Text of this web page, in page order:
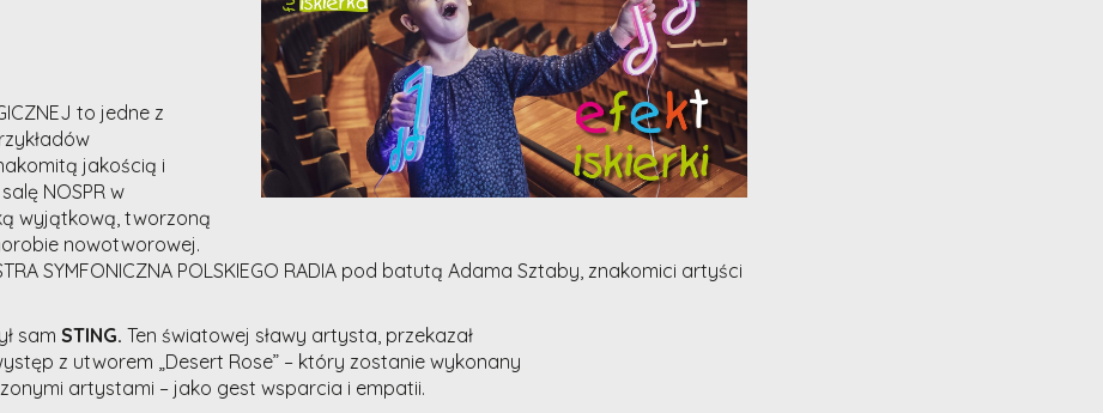
to jedne z
jakością i
NOSPR w
wyjątkową, tworzoną
nowotworowej.
SYMFONICZNA POLSKIEGO RADIA pod batutą Adama Sztaby, znakomici artyści
sam STING. Ten światowej sławy artysta, przekazał
z utworem „Desert Rose” – który zostanie wykonany
artystami – jako gest wsparcia i empatii.